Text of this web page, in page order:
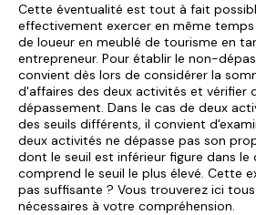
Cette éventualité est tout à fait
effectivement exercer en même
de loueur en meublé de tourisme en
entrepreneur. Pour établir le non-
convient dès lors de considérer la
d'affaires des deux activités et vérifier
dépassement. Dans le cas de deux
des seuils différents, il convient
deux activités ne dépasse pas son
dont le seuil est inférieur figure dans le
comprend le seuil le plus élevé. Cette
pas suffisante ? Vous trouverez ici
nécessaires à votre compréhension.